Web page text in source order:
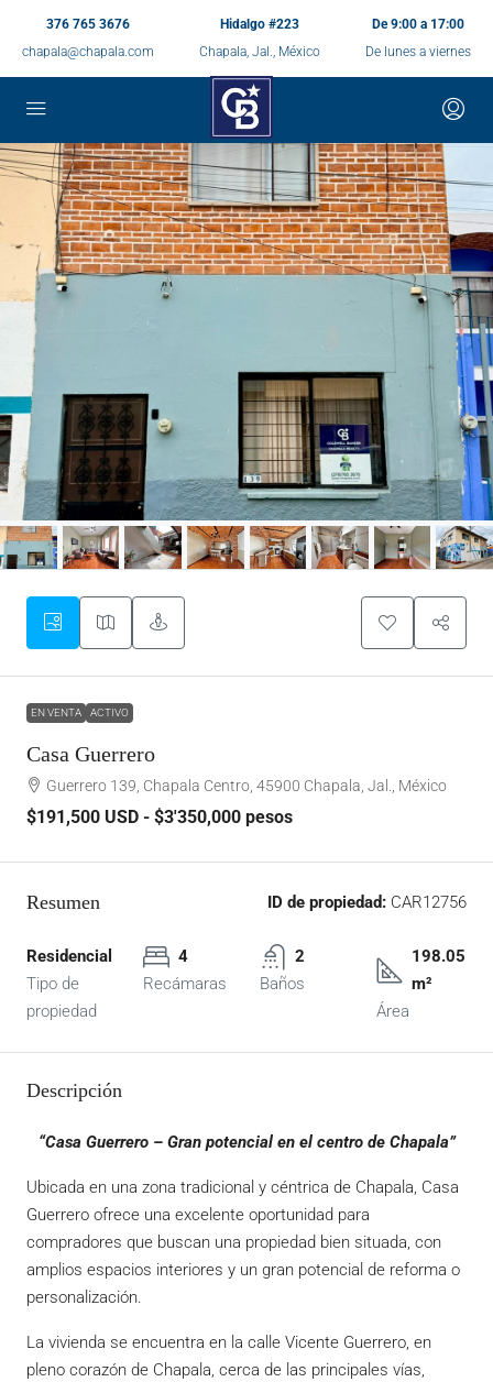
376 765 3676
chapala@chapala.com
Hidalgo #223
Chapala, Jal., México
De 9:00 a 17:00
De lunes a viernes
EN VENTA ACTIVO
Casa Guerrero
Guerrero 139, Chapala Centro, 45900 Chapala, Jal., México
$191,500 USD - $3'350,000 pesos
Resumen ID de propiedad: CAR12756
Residencial
Tipo de
propiedad
4
Recámaras
2
Baños
198.05
m²
Área
Descripción
“Casa Guerrero – Gran potencial en el centro de Chapala”
Ubicada en una zona tradicional y céntrica de Chapala, Casa
Guerrero ofrece una excelente oportunidad para
compradores que buscan una propiedad bien situada, con
amplios espacios interiores y un gran potencial de reforma o
personalización.
La vivienda se encuentra en la calle Vicente Guerrero, en
pleno corazón de Chapala, cerca de las principales vías,